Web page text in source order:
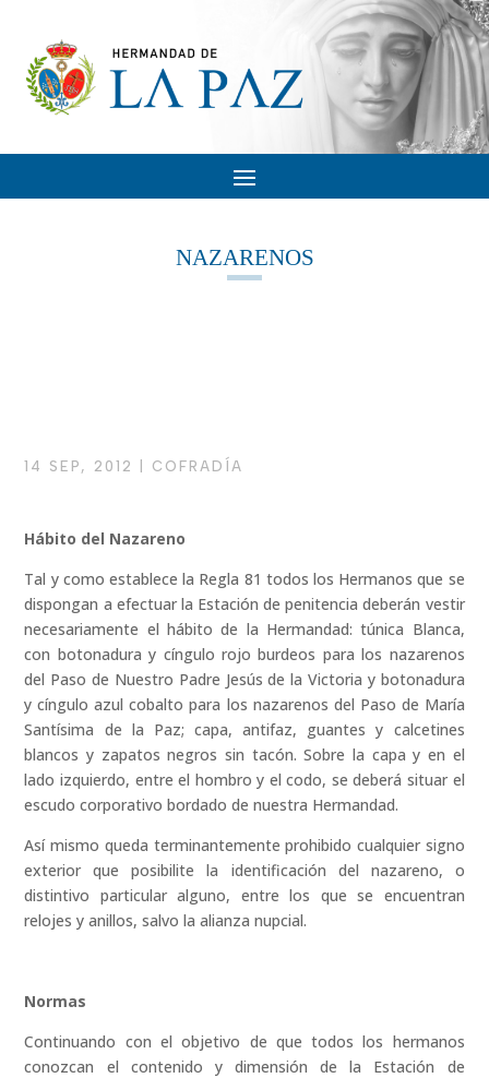
NAZARENOS
14 SEP, 2012 COFRADÍA
Hábito del Nazareno
Tal y como establece la Regla 81 todos los Hermanos que se
dispongan a efectuar la Estación de penitencia deberán vestir
necesariamente el hábito de la Hermandad: túnica Blanca,
con botonadura y cíngulo rojo burdeos para los nazarenos
del Paso de Nuestro Padre Jesús de la Victoria y botonadura
y cíngulo azul cobalto para los nazarenos del Paso de María
Santísima de la Paz; capa, antifaz, guantes y calcetines
blancos y zapatos negros sin tacón. Sobre la capa y en el
lado izquierdo, entre el hombro y el codo, se deberá situar el
escudo corporativo bordado de nuestra Hermandad.
Así mismo queda terminantemente prohibido cualquier signo
exterior que posibilite la identificación del nazareno, o
distintivo particular alguno, entre los que se encuentran
relojes y anillos, salvo la alianza nupcial.
Normas
Continuando con el objetivo de que todos los hermanos
conozcan el contenido y dimensión de la Estación de